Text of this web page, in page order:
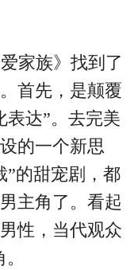
家族》找到了
首先，是颠覆
表达”。去完美
的一个新思
”的甜宠剧，都
主角了。看起
性，当代观众